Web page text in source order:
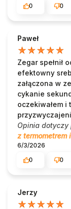
0
0
Paweł
Zegar spełnił
efektowny
załączona w
cykanie
oczekiwałem
Opinia dotyczy
z termometrem
6/3/2026
0
0
Jerzy